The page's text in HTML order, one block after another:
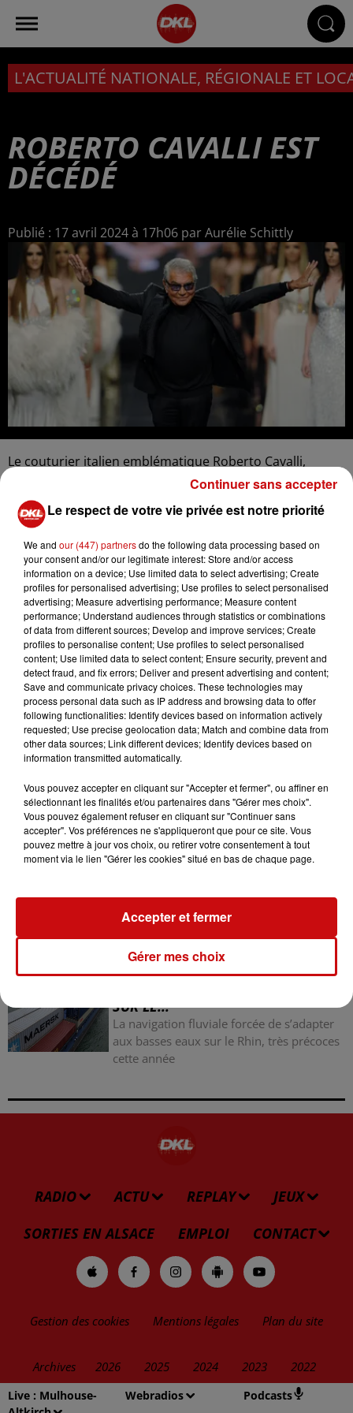
Live : Mulhouse-
Webradios Podcasts
L'ACTUALITÉ NATIONALE, RÉGIONALE ET
ROBERTO CAVALLI EST
DÉCÉDÉ
Publié : 17 avril 2024 à 17h06 par Aurélie Schittly
Le couturier italien emblématique Roberto Cavalli,
connu pour ses créations flamboyantes et son style
prisé par la jet set, est décédé le vendredi 12 avril à l'âge
de 83 ans, selon les médias italiens. L'agence ANSA a
sa ville natale, après une longue maladie.
LES AUTRES ACTUALITÉS
31 juillet 2026
MULHOUSE : UN HOMME
CONDAMNÉ À TROIS MOIS DE
Mulhouse : un homme condamné à trois
mois de prison avec sursis pour un salut
nazi
31 juillet 2026
LA 77E FOIRE AUX VINS DE
PENDANT 10 JOURS
la 77e Foire aux vins de Colmar ouvre ses
30 juillet 2026
LA NAVIGATION FLUVIALE FORCÉE
SUR LE...
La navigation fluviale forcée de s’adapter
aux basses eaux sur le Rhin, très précoces
cette année
RADIO ACTU REPLAY
JEUX
SORTIES EN ALSACE
EMPLOI CONTACT
Gestion des cookies Mentions légales Plan du site
Archives 2026 2025 2024 2023 2022
Le respect de votre vie privée est notre priorité
We and our (447) partnersdo the following data processing based on
your consent and/or our legitimate interest: Store and/or access
information on a device; Use limited data to select advertising; Create
profiles for personalised advertising; Use profiles to select personalised
advertising; Measure advertising performance; Measure content
performance; Understand audiences through statistics or combinations
of data from different sources; Develop and improve services; Create
profiles to personalise content; Use profiles to select personalised
content; Use limited data to select content; Ensure security, prevent and
detect fraud, and fix errors; Deliver and present advertising and content;
Save and communicate privacy choices. These technologies may
process personal data such as IP address and browsing data to offer
following functionalities: Identify devices based on information actively
requested; Use precise geolocation data; Match and combine data from
other data sources; Link different devices; Identify devices based on
information transmitted automatically.
Vous pouvez accepter en cliquant sur "Accepter et fermer", ou affiner en
sélectionnant les finalités et/ou partenaires dans "Gérer mes choix".
Vous pouvez également refuser en cliquant sur "Continuer sans
accepter". Vos préférences ne s'appliqueront que pour ce site. Vous
pouvez mettre à jour vos choix, ou retirer votre consentement à tout
moment via le lien "Gérer les cookies" situé en bas de chaque page.
Gérer mes choix
Accepter et fermer
Continuer sans accepter